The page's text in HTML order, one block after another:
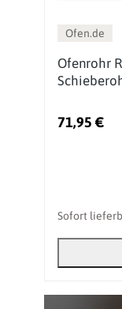
Ofen.de
Ofenrohr
71,95 €
Sofort